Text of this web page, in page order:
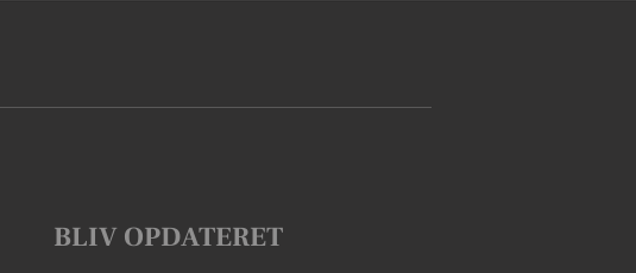
BLIV OPDATERET